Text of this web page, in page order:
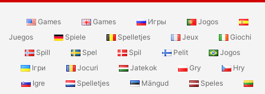
Games Games Игры
Jogos
Juegos
Spiele Spelletjes Jeux
Giochi
Spill
Spel Spil Pelit
Jogos
Ігри
Jocuri Jatekok Gry
Hry
Igre
Spelletjes Mängud Speles